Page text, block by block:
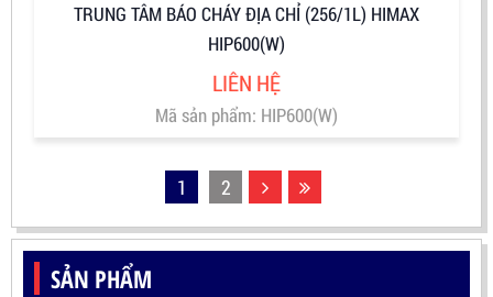
SẢN PHẨM
TRUNG TÂM BÁO CHÁY ĐỊA CHỈ (256/1L) HIMAX
HIP600(W)
LIÊN HỆ
Mã sản phẩm: HIP600(W)
1 2